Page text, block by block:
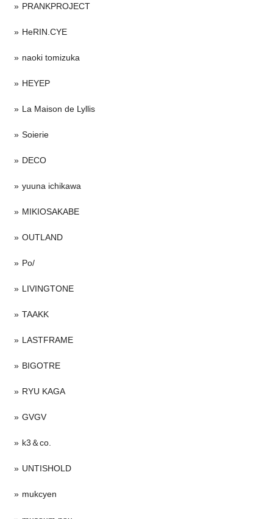
PRANKPROJECT
HeRIN.CYE
naoki tomizuka
HEYEP
La Maison de Lyllis
Soierie
DECO
yuuna ichikawa
MIKIOSAKABE
OUTLAND
Po/
LIVINGTONE
TAAKK
LASTFRAME
BIGOTRE
RYU KAGA
GVGV
k3＆co.
UNTISHOLD
mukcyen